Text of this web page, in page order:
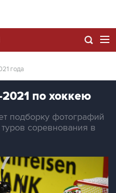
года
по хоккею
подборку фотографий
соревнования в